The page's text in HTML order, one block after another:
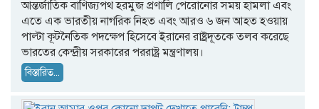
আন্তর্জাতিক বাণিজ্যপথ হরমুজ প্রণালি পেরোনোর সময় হামলা এবং
এতে এক ভারতীয় নাগরিক নিহত এবং আরও ৬ জন আহত হওয়ায়
পাল্টা কূটনৈতিক পদক্ষেপ হিসেবে ইরানের রাষ্ট্রদূতকে তলব করেছে
ভারতের কেন্দ্রীয় সরকারের পররাষ্ট্র মন্ত্রণালয়।
বিস্তারিত...